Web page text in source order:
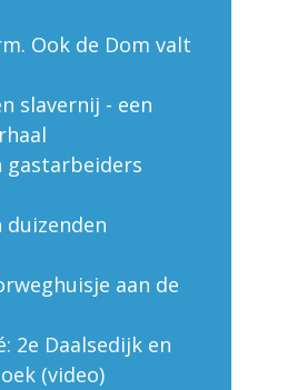
Ook de Dom valt
slavernij - een
gastarbeiders
duizenden
aan de
2e Daalsedijk en
(video)